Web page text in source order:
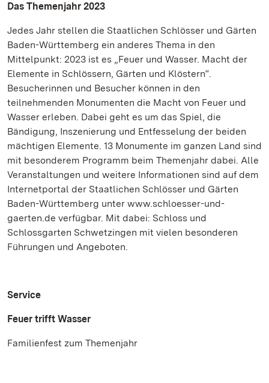
Das Themenjahr 2023
Jedes Jahr stellen die Staatlichen Schlösser und Gärten
Baden-Württemberg ein anderes Thema in den
Mittelpunkt: 2023 ist es „Feuer und Wasser. Macht der
Elemente in Schlössern, Gärten und Klöstern“.
Besucherinnen und Besucher können in den
teilnehmenden Monumenten die Macht von Feuer und
Wasser erleben. Dabei geht es um das Spiel, die
Bändigung, Inszenierung und Entfesselung der beiden
mächtigen Elemente. 13 Monumente im ganzen Land sind
mit besonderem Programm beim Themenjahr dabei. Alle
Veranstaltungen und weitere Informationen sind auf dem
Internetportal der Staatlichen Schlösser und Gärten
Baden-Württemberg unter www.schloesser-und-
gaerten.de verfügbar. Mit dabei: Schloss und
Schlossgarten Schwetzingen mit vielen besonderen
Führungen und Angeboten.
Service
Feuer trifft Wasser
Familienfest zum Themenjahr